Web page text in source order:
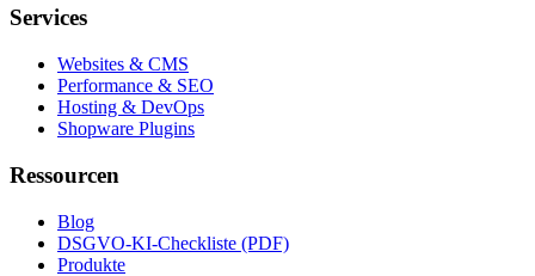
Services
Websites & CMS
Performance & SEO
Hosting & DevOps
Shopware Plugins
Ressourcen
Blog
DSGVO-KI-Checkliste (PDF)
Produkte